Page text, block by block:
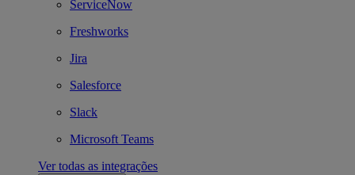
ServiceNow
Freshworks
Jira
Salesforce
Slack
Microsoft Teams
Ver todas as integrações